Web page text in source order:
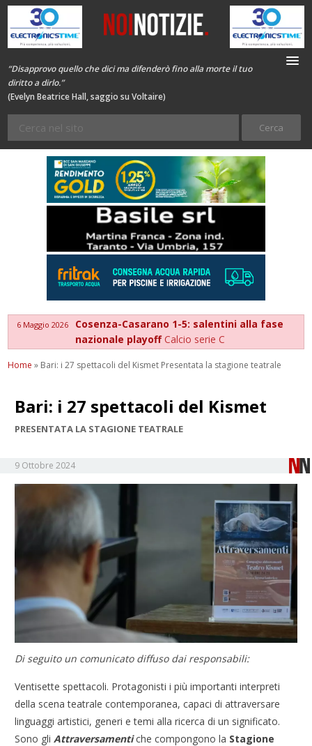
“Disapprovo quello che dici ma difenderò fino alla morte il tuo
diritto a dirlo.”
(Evelyn Beatrice Hall, saggio su Voltaire)
6 Maggio 2026
Cosenza-Casarano 1-5: salentini alla fase
nazionale playoffCalcio serie C
Home » Bari: i 27 spettacoli del Kismet Presentata la stagione teatrale
Bari: i 27 spettacoli del Kismet
PRESENTATA LA STAGIONE TEATRALE
9 Ottobre 2024
Di seguito un comunicato diffuso dai responsabili:
Ventisette spettacoli. Protagonisti i più importanti interpreti
della scena teatrale contemporanea, capaci di attraversare
linguaggi artistici, generi e temi alla ricerca di un significato.
Sono gliAttraversamentiche compongono la Stagione